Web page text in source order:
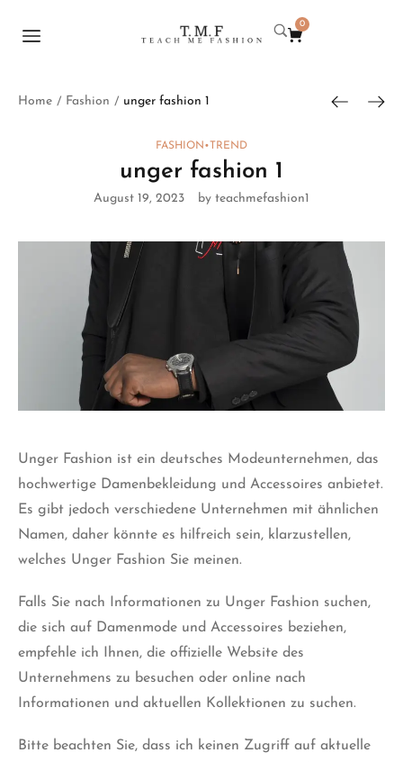
0
Home / Fashion / unger fashion 1
FASHION •TREND
unger fashion 1
August 19, 2023 by teachmefashion1
Unger Fashion ist ein deutsches Modeunternehmen, das
hochwertige Damenbekleidung und Accessoires anbietet.
Es gibt jedoch verschiedene Unternehmen mit ähnlichen
Namen, daher könnte es hilfreich sein, klarzustellen,
welches Unger Fashion Sie meinen.
Falls Sie nach Informationen zu Unger Fashion suchen,
die sich auf Damenmode und Accessoires beziehen,
empfehle ich Ihnen, die offizielle Website des
Unternehmens zu besuchen oder online nach
Informationen und aktuellen Kollektionen zu suchen.
Bitte beachten Sie, dass ich keinen Zugriff auf aktuelle